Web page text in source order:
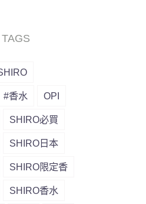
#香水 OPI
SHIRO必買
SHIRO日本
SHIRO限定香
SHIRO香水